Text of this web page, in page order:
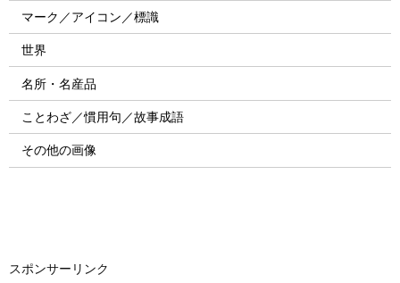
マーク／アイコン／標識
世界
名所・名産品
ことわざ／慣用句／故事成語
その他の画像
スポンサーリンク